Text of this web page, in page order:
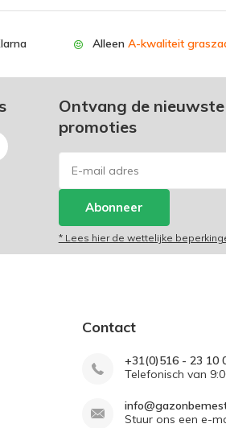
Alleen A-kwaliteit
Ontvang de
promoties
Abonneer
* Lees hier de wettelijke
Contact
+31(0)516 - 23 10
Telefonisch van
Stuur ons een e-